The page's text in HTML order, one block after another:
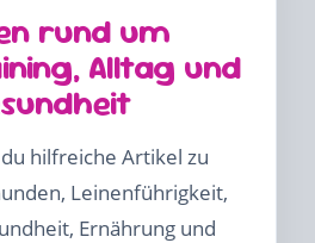
rund um
Alltag und
hilfreiche Artikel zu
Leinenführigkeit,
Ernährung und